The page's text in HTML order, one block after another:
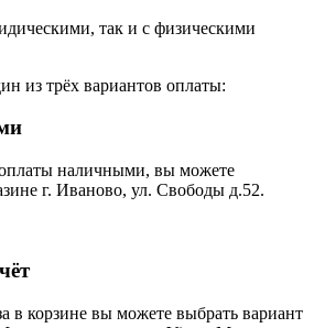
так и с физическими
из трёх вариантов оплаты:
наличными, вы можете
г. Иваново, ул. Свободы д.52.
в корзине вы можете выбрать вариант